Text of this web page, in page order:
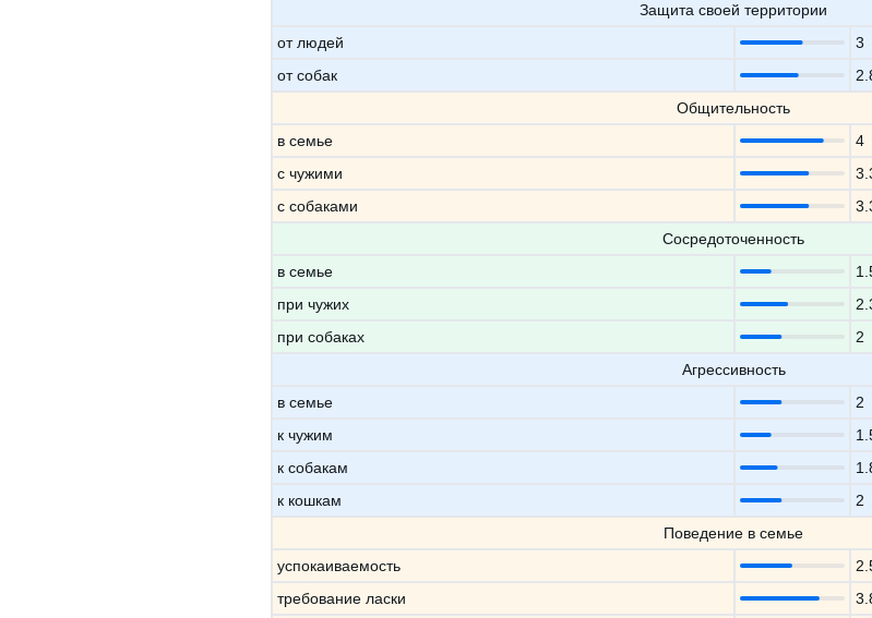
Защита своей территории
от людей
3
от собак
Общительность
в семье
4
с чужими
с собаками
Сосредоточенность
в семье
при чужих
при собаках
2
Агрессивность
в семье
2
к чужим
к собакам
к кошкам
2
Поведение в семье
успокаиваемость
требование ласки